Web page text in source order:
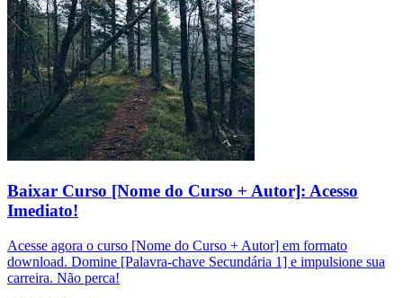
Baixar Curso [Nome do Curso + Autor]: Acesso
Imediato!
Acesse agora o curso [Nome do Curso + Autor] em formato
download. Domine [Palavra-chave Secundária 1] e impulsione sua
carreira. Não perca!